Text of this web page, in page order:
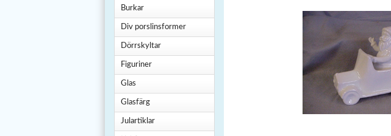
Burkar
Div porslinsformer
Dörrskyltar
Figuriner
Glas
Glasfärg
Julartiklar